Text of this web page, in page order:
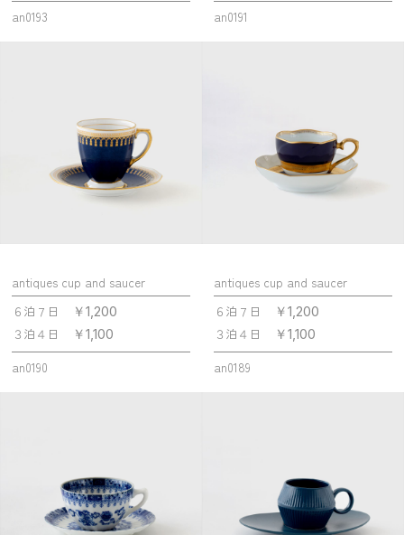
an0193 an0191
antiques cup and saucer
６泊７日
￥1,200
３泊４日 ￥1,100
an0190
antiques cup and saucer
６泊７日
￥1,200
３泊４日 ￥1,100
an0189